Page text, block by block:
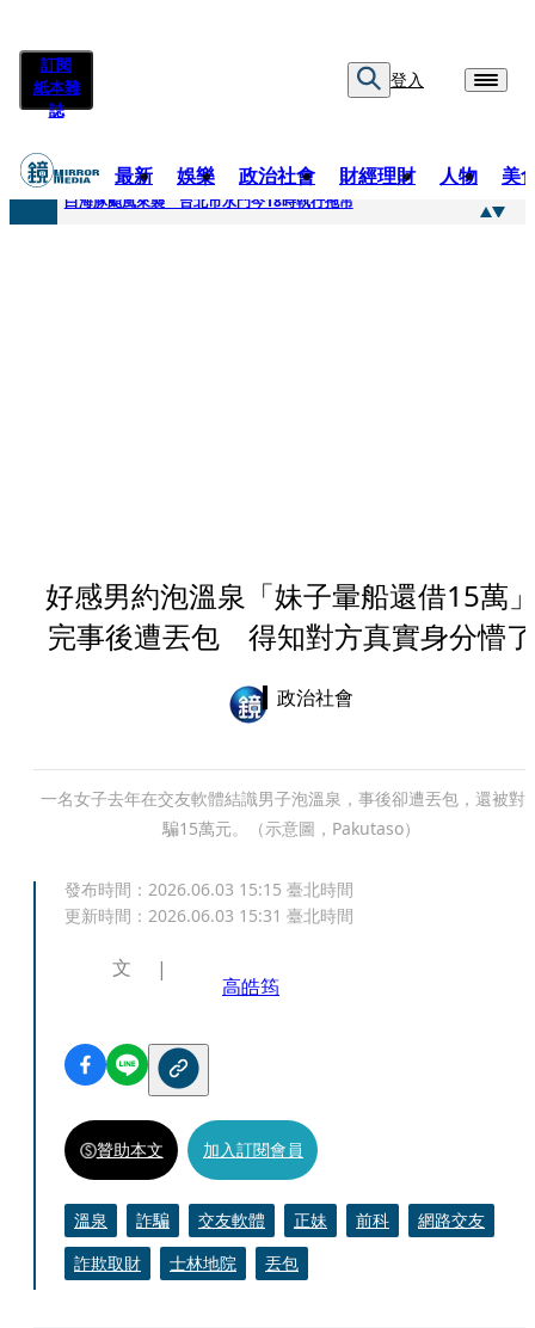
訂閱
紙本雜
誌
登入
最新 娛樂 政治社會 財經理財 人物 美
快訊
白海豚颱風來襲 台北市水門今18時執行拖吊
好感男約泡溫泉「妹子暈船還借15萬
完事後遭丟包 得知對方真實身分懵了
政治社會
一名女子去年在交友軟體結識男子泡溫泉，事後卻遭丟包，還被對
騙15萬元。（示意圖，Pakutaso）
發布時間： 2026.06.03 15:15 臺北時間
更新時間： 2026.06.03 15:31 臺北時間
文
高皓筠
贊助本文 加入訂閱會員
溫泉 詐騙 交友軟體 正妹 前科
網路交友
詐欺取財
士林地院 丟包